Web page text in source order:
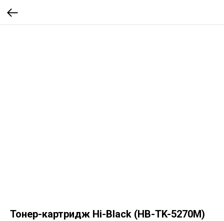
Тонер-картридж Hi-Black (HB-TK-5270M)